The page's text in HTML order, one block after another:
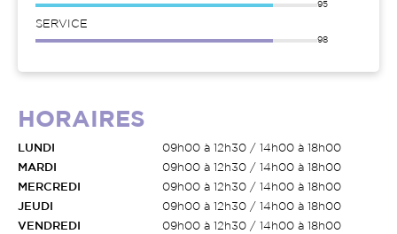
95
SERVICE
98
HORAIRES
LUNDI
09h00 à 12h30 / 14h00 à 18h00
MARDI
09h00 à 12h30 / 14h00 à 18h00
MERCREDI
09h00 à 12h30 / 14h00 à 18h00
JEUDI
09h00 à 12h30 / 14h00 à 18h00
VENDREDI
09h00 à 12h30 / 14h00 à 18h00